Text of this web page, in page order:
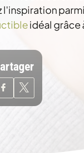
l'inspiration
idéal grâce